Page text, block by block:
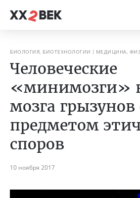
БИОЛОГИЯ, БИОТЕХНОЛОГИИ МЕДИЦИНА,
Человеческие
«минимозги»
мозга грызунов
предметом
споров
10 ноября 2017